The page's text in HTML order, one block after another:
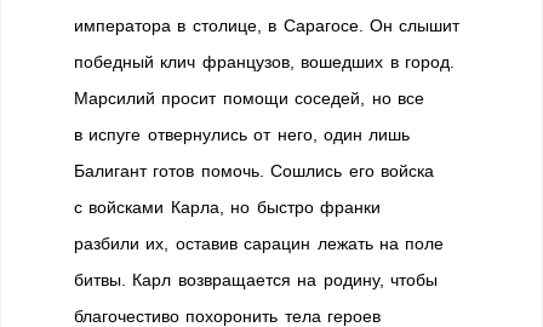
императора в столице, в Сарагосе. Он слышит
победный клич французов, вошедших в город.
Марсилий просит помощи соседей, но все
в испуге отвернулись от него, один лишь
Балигант готов помочь. Сошлись его войска
с войсками Карла, но быстро франки
разбили их, оставив сарацин лежать на поле
битвы. Карл возвращается на родину, чтобы
благочестиво похоронить тела героев